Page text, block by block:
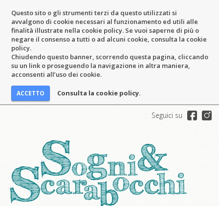
Questo sito o gli strumenti terzi da questo utilizzati si
avvalgono di cookie necessari al funzionamento ed utili alle
finalità illustrate nella cookie policy. Se vuoi saperne di più o
negare il consenso a tutti o ad alcuni cookie, consulta la cookie
policy.
Chiudendo questo banner, scorrendo questa pagina, cliccando
su un link o proseguendo la navigazione in altra maniera,
acconsenti all’uso dei cookie.
Consulta la cookie policy.
Seguici su